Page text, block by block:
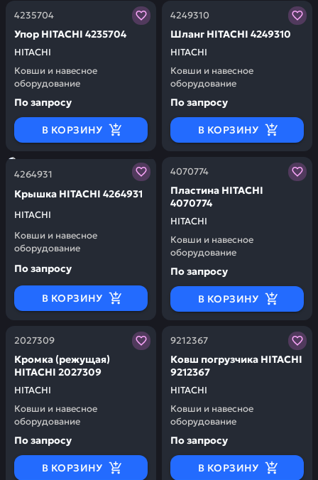
4235704
HITACHI
Упор HITACHI 4235704
Ковши и навесное
оборудование
Заказывая запчасти у нас, вы получаете гарантию
По запросу
В КОРЗИНУ
4249310
HITACHI
Шланг HITACHI 4249310
Ковши и навесное
оборудование
Заказывая запчасти у
По запросу
В КОРЗИНУ
4264931
HITACHI
Крышка HITACHI 4264931
Ковши и навесное
оборудование
Заказывая запчасти у нас, вы получаете гарантию
По запросу
В КОРЗИНУ
4070774
HITACHI
Пластина HITACHI
4070774
Ковши и навесное
оборудование
Заказывая запчасти у
По запросу
В КОРЗИНУ
2027309
HITACHI
Кромка (режущая)
HITACHI 2027309
Ковши и навесное
оборудование
Заказывая запчасти у нас, вы получаете гарантию
По запросу
В КОРЗИНУ
9212367
HITACHI
Ковш погрузчика HITACHI
9212367
Ковши и навесное
оборудование
Заказывая запчасти у
По запросу
В КОРЗИНУ